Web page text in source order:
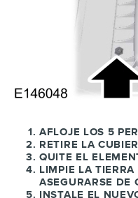
AFLOJE LOS 5
RETIRE LA
QUITE EL
LIMPIE LA
ASEGURARSE DE
INSTALE EL